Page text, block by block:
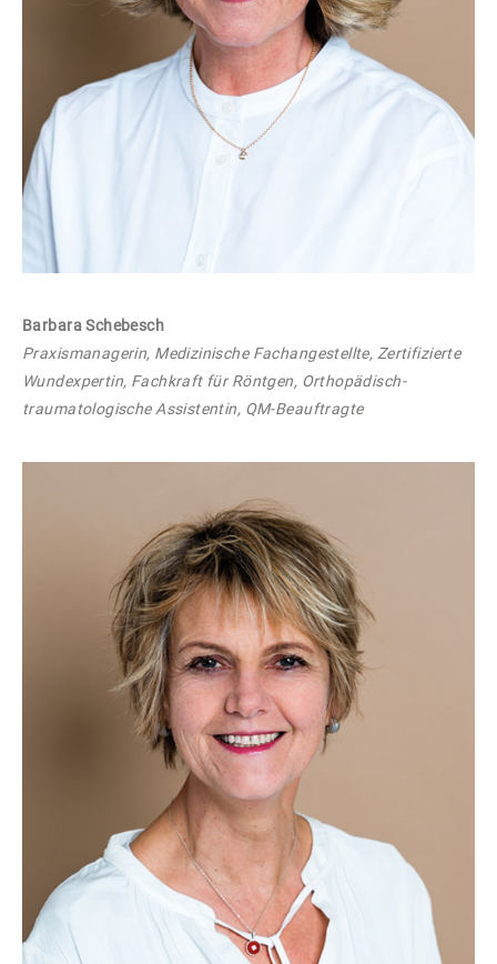
Barbara Schebesch
Praxismanagerin, Medizinische Fachangestellte, Zertifizierte
Wundexpertin, Fachkraft für Röntgen, Orthopädisch-
traumatologische Assistentin, QM-Beauftragte